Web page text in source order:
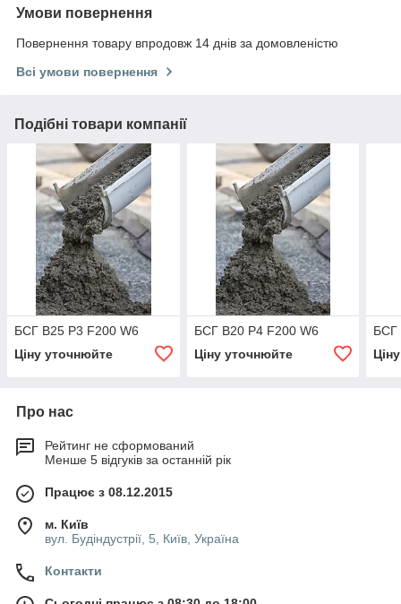
Умови повернення
Повернення товару впродовж 14 днів за домовленістю
Всі умови повернення
Подібні товари компанії
БСГ В25 Р3 F200 W6
Ціну уточнюйте
БСГ В20 Р4 F200 W6
Ціну уточнюйте
БСГ
Про нас
Рейтинг не сформований
Менше 5 відгуків за останній рік
Працює з 08.12.2015
м. Київ
вул. Будіндустрії, 5, Київ, Україна
Контакти